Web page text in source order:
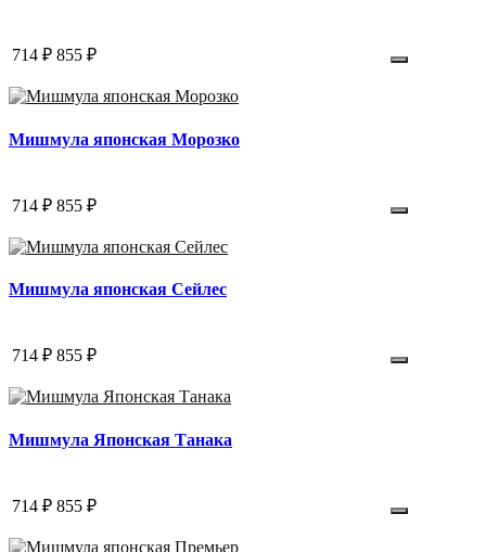
714 ₽ 855 ₽
Мишмула японская Морозко
714 ₽ 855 ₽
Мишмула японская Сейлес
714 ₽ 855 ₽
Мишмула Японская Танака
714 ₽ 855 ₽